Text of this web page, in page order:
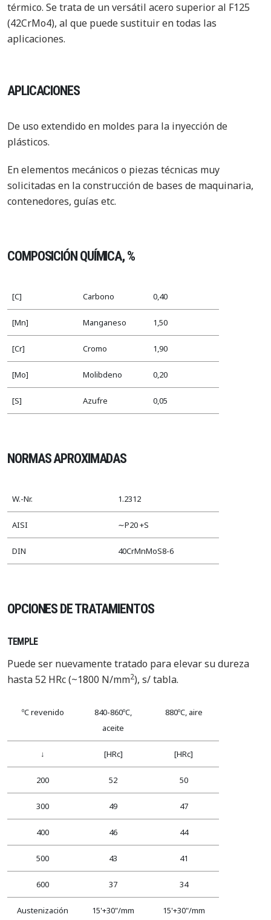
térmico. Se trata de un versátil acero superior al F125
(42CrMo4), al que puede sustituir en todas las
aplicaciones.
APLICACIONES
De uso extendido en moldes para la inyección de
plásticos.
En elementos mecánicos o piezas técnicas muy
solicitadas en la construcción de bases de maquinaria,
contenedores, guías etc.
COMPOSICIÓN QUÍMICA, %
[C] Carbono 0,40
[Mn] Manganeso 1,50
[Cr] Cromo 1,90
[Mo] Molibdeno 0,20
[S] Azufre 0,05
NORMAS APROXIMADAS
W.-Nr. 1.2312
AISI ∼P20 +S
DIN 40CrMnMoS8-6
OPCIONES DE TRATAMIENTOS
TEMPLE
Puede ser nuevamente tratado para elevar su dureza
hasta 52 HRc (~1800 N/mm2), s/ tabla.
ºC revenido
840-860ºC,
aceite
880ºC, aire
↓ [HRc] [HRc]
200 52 50
300 49 47
400 46 44
500 43 41
600 37 34
Austenización 15'+30"/mm 15'+30"/mm